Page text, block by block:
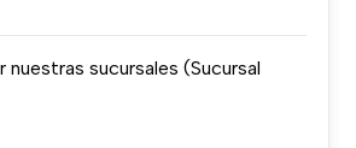
sucursales (Sucursal